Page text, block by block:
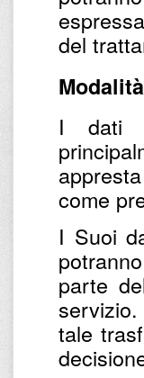
del
I dati
come
I Suoi
parte
tale